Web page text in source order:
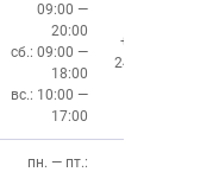
09:00 —
20:00
сб.: 09:00 —
18:00
вс.: 10:00 —
17:00
+7 (391)
243-76-13
пн. — пт.: